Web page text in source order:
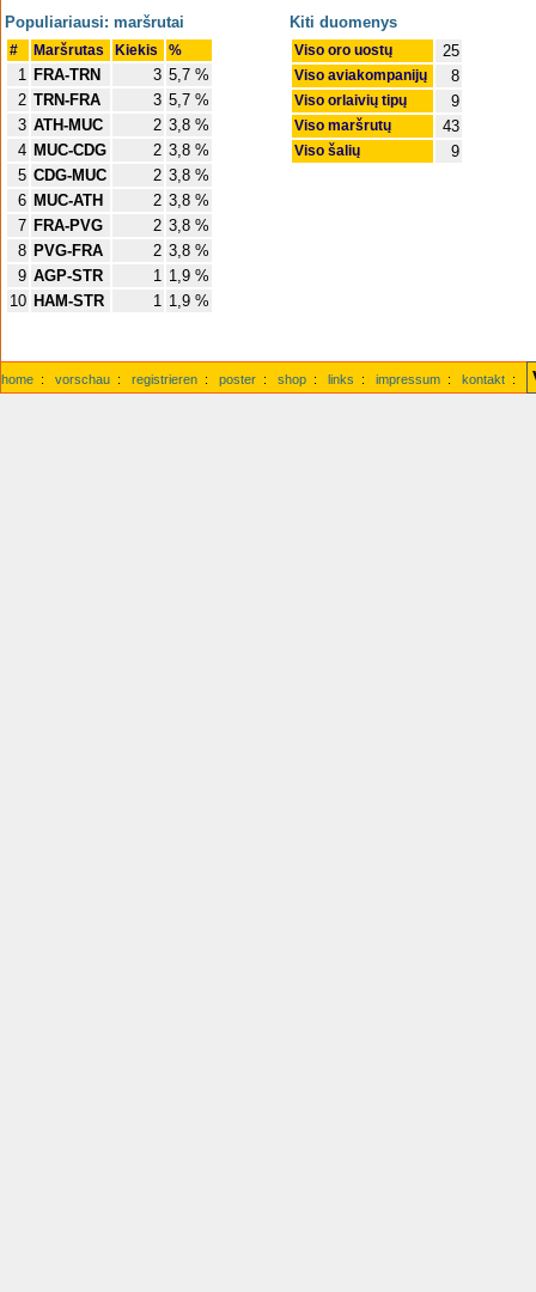
Populiariausi: maršrutai
# Maršrutas Kiekis %
1 FRA-TRN 3 5,7 %
2 TRN-FRA 3 5,7 %
3 ATH-MUC 2 3,8 %
4 MUC-CDG 2 3,8 %
5 CDG-MUC 2 3,8 %
6 MUC-ATH 2 3,8 %
7 FRA-PVG 2 3,8 %
8 PVG-FRA 2 3,8 %
9 AGP-STR 1 1,9 %
10 HAM-STR 1 1,9 %
Kiti duomenys
Viso oro uostų 25
Viso aviakompanijų 8
Viso orlaivių tipų 9
Viso maršrutų 43
Viso šalių 9
home : vorschau : registrieren : poster : shop : links : impressum : kontakt :